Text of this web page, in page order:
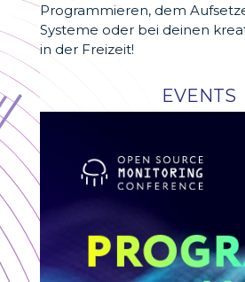
Programmieren, dem
Systeme oder bei deinen
in der Freizeit!
EVENTS